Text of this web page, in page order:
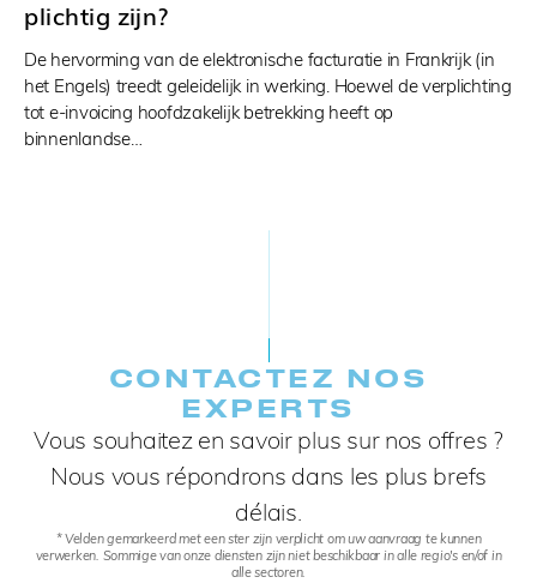
plichtig zijn?
De hervorming van de elektronische facturatie in Frankrijk (in
het Engels) treedt geleidelijk in werking. Hoewel de verplichting
tot e-invoicing hoofdzakelijk betrekking heeft op
binnenlandse…
CONTACTEZ NOS
EXPERTS​
Vous souhaitez en savoir plus sur nos offres ?
Nous vous répondrons dans les plus brefs
délais.
* Velden gemarkeerd met een ster zijn verplicht om uw aanvraag te kunnen
verwerken. Sommige van onze diensten zijn niet beschikbaar in alle regio's en/of in
alle sectoren.